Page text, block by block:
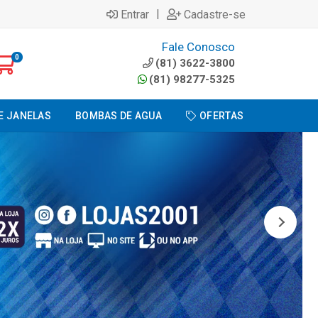
Entrar | Cadastre-se
0
Fale Conosco
(81) 3622-3800
(81) 98277-5325
JANELAS BOMBAS DE AGUA OFERTAS